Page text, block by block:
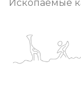
Ископаемые